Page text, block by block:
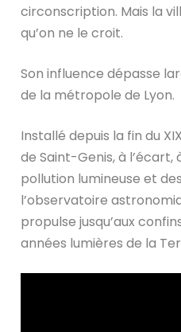
circonscription. Mais la
qu’on ne le croit.
Son influence dépasse
de la métropole de Lyon.
Installé depuis la fin du
de Saint-Genis, à l’écart,
pollution lumineuse et
l’observatoire
propulse jusqu’aux
années lumières de la